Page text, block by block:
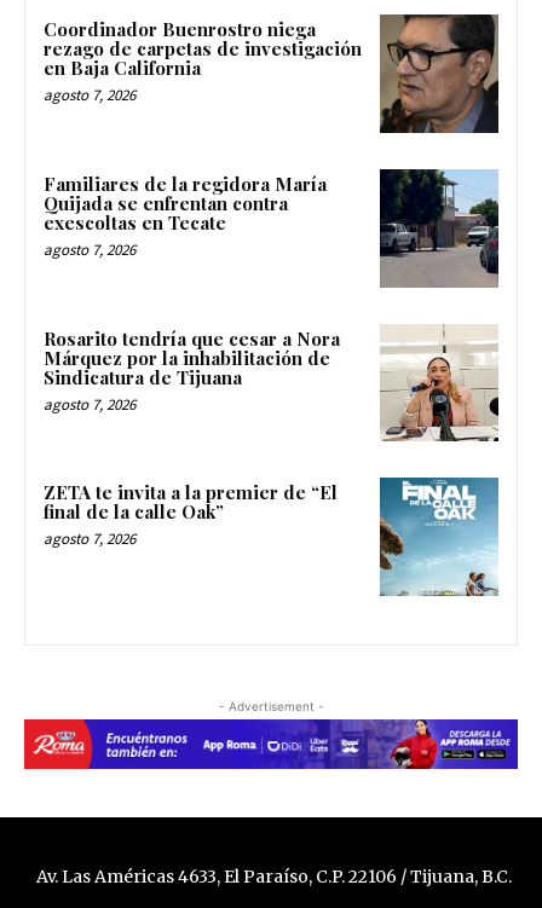
Coordinador Buenrostro niega
rezago de carpetas de investigación
en Baja California
agosto 7, 2026
Familiares de la regidora María
Quijada se enfrentan contra
exescoltas en Tecate
agosto 7, 2026
Rosarito tendría que cesar a Nora
Márquez por la inhabilitación de
Sindicatura de Tijuana
agosto 7, 2026
ZETA te invita a la premier de “El
final de la calle Oak”
agosto 7, 2026
- Advertisement -
Av. Las Américas 4633, El Paraíso, C.P. 22106 / Tijuana, B.C.